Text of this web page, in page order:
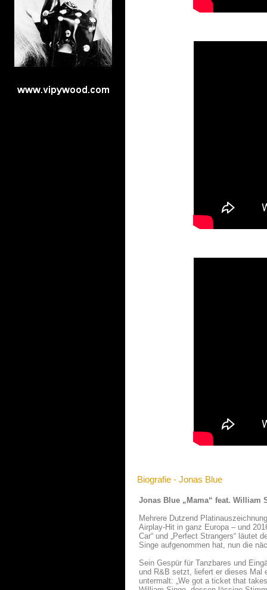
Biografie - Jonas Blue
Jonas Blue „Mama“ feat. William
Mehrere Dutzend
Airplay-Hit in ganz Europa – und
Car“ und „Perfect Strangers“ läutet
Singe aufgenommen hat, nun die
Sein Gespür für Tanzbares und
und R&B setzt, liefert er dieses Mal
untermalt: „We got a ticket that